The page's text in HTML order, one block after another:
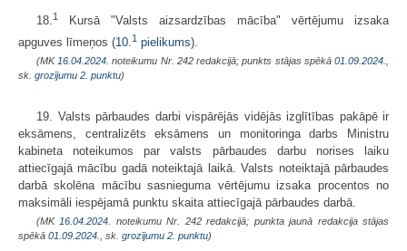
18.1
Kursā "Valsts aizsardzības mācība" vērtējumu izsaka
apguves līmeņos (10. 1 pielikums).
(MK 16.04.2024. noteikumu Nr. 242 redakcijā; punkts stājas spēkā01.09.2024.
sk. grozījumu 2. punktu)
19. Valsts pārbaudes darbi vispārējās vidējās izglītības pakāpē ir
eksāmens, centralizēts eksāmens un monitoringa darbs Ministru
kabineta noteikumos par valsts pārbaudes darbu norises laiku
attiecīgajā mācību gadā noteiktajā laikā. Valsts noteiktajā pārbaudes
darbā skolēna mācību sasnieguma vērtējumu izsaka procentos no
maksimāli iespējamā punktu skaita attiecīgajā pārbaudes darbā.
(MK 16.04.2024.
noteikumu Nr. 242 redakcijā; punkta jaunā redakcija stājas
spēkā 01.09.2024. , sk. grozījumu 2. punktu)